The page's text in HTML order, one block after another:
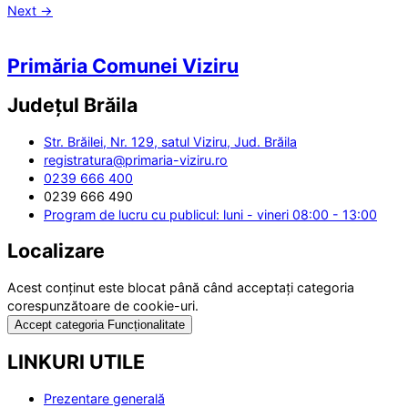
Next →
Primăria Comunei Viziru
Județul Brăila
Str. Brăilei, Nr. 129, satul Viziru, Jud. Brăila
registratura@primaria-viziru.ro
0239 666 400
0239 666 490
Program de lucru cu publicul: luni - vineri 08:00 - 13:00
Localizare
Acest conținut este blocat până când acceptați categoria
corespunzătoare de cookie-uri.
Accept categoria Funcționalitate
LINKURI UTILE
Prezentare generală